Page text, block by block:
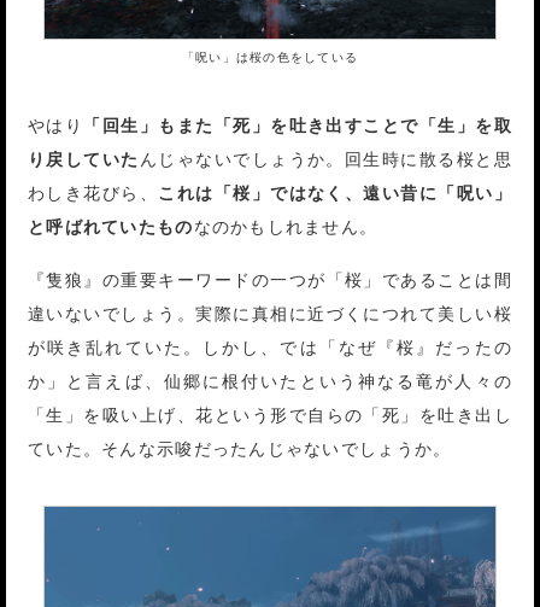
「呪い」は桜の色をしている
やはり
「回生」もまた「死」を吐き出すことで「生」を取
り戻していた んじゃないでしょうか。回生時に散る桜と思
わしき花びら、 これは「桜」ではなく、遠い昔に「呪い」
と呼ばれていたものなのかもしれません。
『隻狼』の重要キーワードの一つが「桜」であることは間
違いないでしょう。実際に真相に近づくにつれて美しい桜
が咲き乱れていた。しかし、では「なぜ『桜』だったの
か」と言えば、仙郷に根付いたという神なる竜が人々の
「生」を吸い上げ、花という形で自らの「死」を吐き出し
ていた。そんな示唆だったんじゃないでしょうか。